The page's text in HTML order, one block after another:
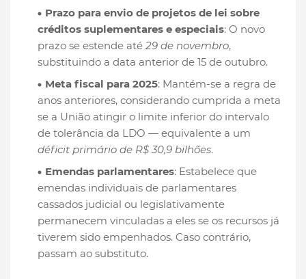
Prazo para envio de projetos de lei sobre
créditos suplementares e especiais: O novo
prazo se estende até 29 de novembro,
substituindo a data anterior de 15 de outubro.
Meta fiscal para 2025: Mantém-se a regra de
anos anteriores, considerando cumprida a meta
se a União atingir o limite inferior do intervalo
de tolerância da LDO — equivalente a um
déficit primário de R$ 30,9 bilhões.
Emendas parlamentares: Estabelece que
emendas individuais de parlamentares
cassados judicial ou legislativamente
permanecem vinculadas a eles se os recursos já
tiverem sido empenhados. Caso contrário,
passam ao substituto.